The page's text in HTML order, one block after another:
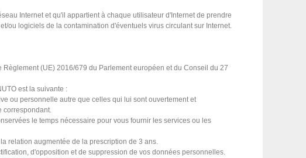
Internet et qu'il appartient à chaque utilisateur d'Internet de prendre
ou logiciels de la contamination d'éventuels virus circulant sur Internet.
(UE) 2016/679 du Parlement européen et du Conseil du 27
est la suivante :
ou personnelle autre que celles qui lui sont ouvertement et
correspondant.
le temps nécessaire pour vous fournir les services ou les
relation augmentée de la prescription de 3 ans.
d'opposition et de suppression de vos données personnelles.